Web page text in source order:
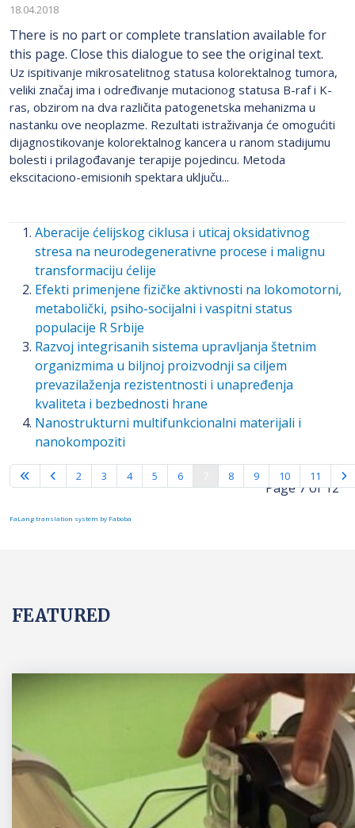
18.04.2018
There is no part or complete translation available for
this page. Close this dialogue to see the original text.
Uz ispitivanje mikrosatelitnog statusa kolorektalnog tumora,
veliki značaj ima i određivanje mutacionog statusa B-raf i K-
ras, obzirom na dva različita patogenetska mehanizma u
nastanku ove neoplazme. Rezultati istraživanja će omogućiti
dijagnostikovanje kolorektalnog kancera u ranom stadijumu
bolesti i prilagođavanje terapije pojedincu. Metoda
ekscitaciono-emisionih spektara uključu...
Aberacije ćelijskog ciklusa i uticaj oksidativnog
stresa na neurodegenerativne procese i malignu
transformaciju ćelije
Efekti primenjene fizičke aktivnosti na lokomotorni,
metabolički, psiho-socijalni i vaspitni status
populacije R Srbije
Razvoj integrisanih sistema upravljanja štetnim
organizmima u biljnoj proizvodnji sa ciljem
prevazilaženja rezistentnosti i unapređenja
kvaliteta i bezbednosti hrane
Nanostrukturni multifunkcionalni materijali i
nanokompoziti
Page 7 of 12
2 3 4 5 6 8 9 10 11
FaLang translation system by Faboba
FEATURED